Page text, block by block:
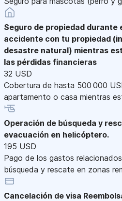
Seguro de propiedad durante
accidente con tu propiedad
desastre natural) mientras
las pérdidas financieras
32 USD
Cobertura de hasta 500 000
apartamento o casa mientras
Operación de búsqueda y
evacuación en helicóptero.
195 USD
Pago de los gastos
búsqueda y rescate en zonas
Cancelación de visa